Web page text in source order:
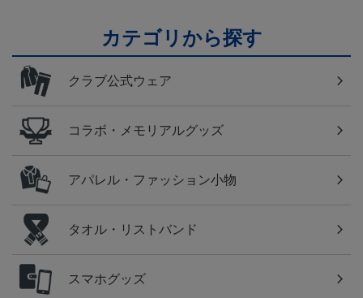
カテゴリから探す
クラブ公式ウェア
コラボ・メモリアルグッズ
アパレル・ファッション小物
タオル・リストバンド
スマホグッズ